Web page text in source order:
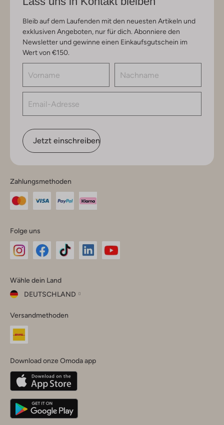
Bleib auf dem Laufenden mit den neuesten Artikeln und
exklusiven Angeboten, nur für dich. Abonniere den
Newsletter und gewinne einen Einkaufsgutschein im
Wert von €150.
Jetzt einschreiben
Zahlungsmethoden
Folge uns
Instagram
Facebook
TikTok
Wähle dein Land
DEUTSCHLAND
dein
Land
Belgique(Français)
Deutschland
Versandmethoden
Download onze Omoda app